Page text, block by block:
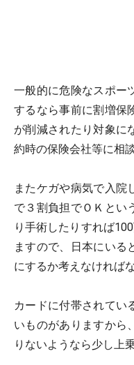
一般的に危険なスポー
するなら事前に割増保
が削減されたり対象に
約時の保険会社等に相
またケガや病気で入院
で３割負担でＯＫとい
り手術したりすれば
ますので、日本にいる
にするか考えなければ
カードに付帯されてい
いものがありますから
りないようなら少し上